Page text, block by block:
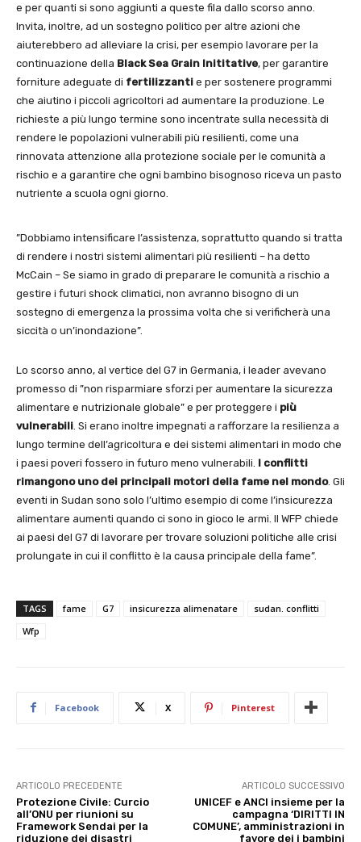
e per quanti si sono aggiunti a queste fila dallo scorso anno.
Invita, inoltre, ad un sostegno politico per altre azioni che
aiuterebbero ad alleviare la crisi, per esempio lavorare per la
continuazione della Black Sea Grain Inititative, per garantire
forniture adeguate di fertilizzanti e per sostenere programmi
che aiutino i piccoli agricoltori ad aumentare la produzione. Le
richieste a più lungo termine sono incentrate sulla necessità di
rendere le popolazioni vulnerabili più resilienti, come una
rinnovata attenzione alla protezione sociale per le comunità a
rischio e a garantire che ogni bambino bisognoso riceva un pasto
nutriente a scuola ogni giorno.
”Dobbiamo intensificare l’assistenza, soprattutto quando si tratta
di rendere i nostri sistemi alimentari più resilienti – ha detto
McCain – Se siamo in grado di preparare le comunità a rischio a
gestire i futuri shock climatici, non avranno bisogno di un
sostegno di emergenza la prossima volta che si verificherà una
siccità o un’inondazione”.
Lo scorso anno, al vertice del G7 in Germania, i leader avevano
promesso di ”non risparmiare sforzi per aumentare la sicurezza
alimentare e nutrizionale globale” e per proteggere i più
vulnerabili . Si erano inoltre impegnati a rafforzare la resilienza a
lungo termine dell’agricoltura e dei sistemi alimentari in modo che
i paesi poveri fossero in futuro meno vulnerabili. I conflitti
rimangono uno dei principali motori della fame nel mondo. Gli
eventi in Sudan sono solo l’ultimo esempio di come l’insicurezza
alimentare aumenti quando ci sono in gioco le armi. Il WFP chiede
ai paesi del G7 di lavorare per trovare soluzioni politiche alle crisi
prolungate in cui il conflitto è la causa principale della fame”.
TAGS fame G7 insicurezza alimenatare
sudan. conflitti
Wfp
Facebook X Pinterest
ARTICOLO PRECEDENTE
Protezione Civile: Curcio
all’ONU per riunioni su
Framework Sendai per la
riduzione dei disastri
ARTICOLO SUCCESSIVO
UNICEF e ANCI insieme per la
campagna ‘DIRITTI IN
COMUNE’, amministrazioni in
favore dei i bambini